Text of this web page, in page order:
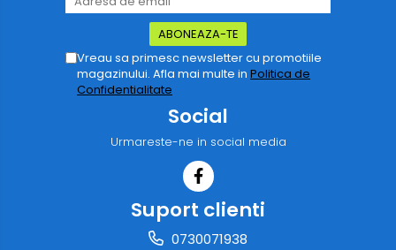
Vreau sa primesc newsletter cu promotiile
magazinului. Afla mai multe in Politica de
Confidentialitate
Social
Urmareste-ne in social media
Suport clienti
0730071938